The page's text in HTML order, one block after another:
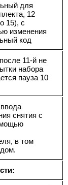
для
12
15), с
изменения
код
11-й не
набора
пауза 10
снятия с
в том